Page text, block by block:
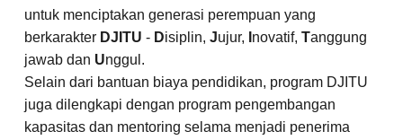
untuk menciptakan generasi perempuan yang
berkarakter DJITU- Disiplin,Jujur, novatif,Tanggung
jawab dan Unggul.
Selain dari bantuan biaya pendidikan, program DJITU
juga dilengkapi dengan program pengembangan
kapasitas dan mentoring selama menjadi penerima